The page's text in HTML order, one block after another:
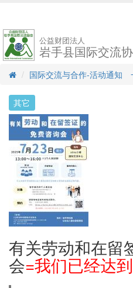
公益财团法人
岩手县国际交流
国际交流与合作-活动通知
其它
有关劳动和在留
会=我们已经达